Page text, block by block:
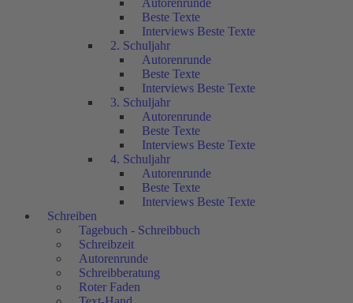
Beste Texte
Interviews Beste Texte
2. Schuljahr
Autorenrunde
Beste Texte
Interviews Beste Texte
3. Schuljahr
Autorenrunde
Beste Texte
Interviews Beste Texte
4. Schuljahr
Autorenrunde
Beste Texte
Interviews Beste Texte
Schreiben
Tagebuch - Schreibbuch
Schreibzeit
Autorenrunde
Schreibberatung
Roter Faden